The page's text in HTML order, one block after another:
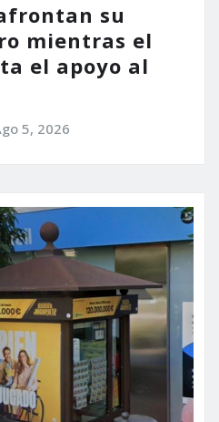
su
mientras el
el apoyo al
5, 2026